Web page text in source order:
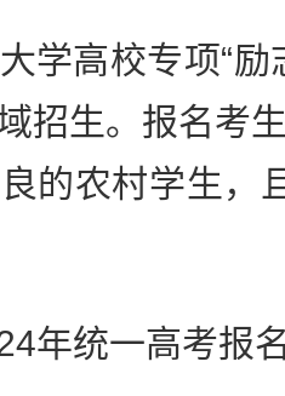
高校专项“励
招生。报名考
的农村学生，
统一高考报